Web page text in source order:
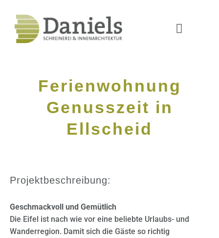
Ferienwohnung
Genusszeit in
Ellscheid
Projektbeschreibung:
Geschmackvoll und Gemütlich
Die Eifel ist nach wie vor eine beliebte Urlaubs- und
Wanderregion. Damit sich die Gäste so richtig